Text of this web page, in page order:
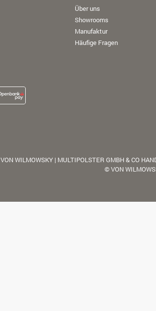
Über uns
Showrooms
Manufaktur
Häufige Fragen
VON WILMOWSKY | MULTIPOLSTER GMBH & CO
© VON